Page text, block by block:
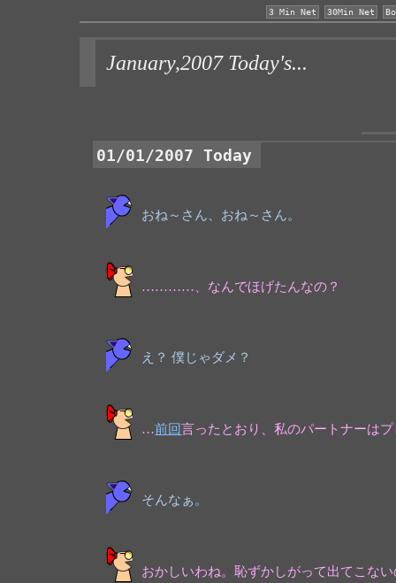
3 Min Net 30Min Net
January,2007 Today's...
01/01/2007 Today
おね～さん、おね～さん。
…………、なんでほげたんなの？
え？ 僕じゃダメ？
…前回言ったとおり、私のパートナーは
そんなぁ。
おかしいわね。恥ずかしがって出てこな